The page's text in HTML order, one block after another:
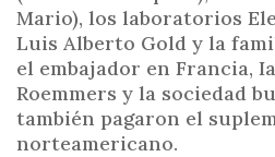
Mario), los laboratorios
Luis Alberto Gold y la
el embajador en Francia,
Roemmers y la sociedad
también pagaron el
norteamericano.